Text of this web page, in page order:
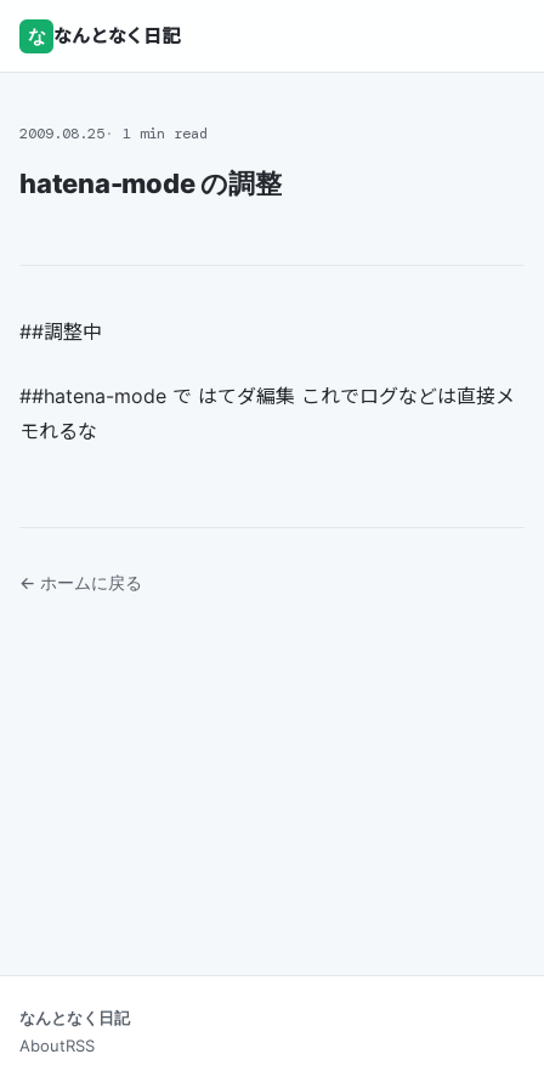
な なんとなく日記
2009.08.25 1 min read
hatena-mode の調整
##調整中
##hatena-mode で はてダ編集 これでログなどは直接メ
モれるな
← ホームに戻る
なんとなく日記
AboutRSS